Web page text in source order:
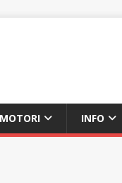
MOTORI INFO